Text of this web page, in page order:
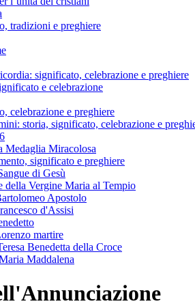
tradizioni e preghiere
significato, celebrazione e preghiere
e celebrazione
celebrazione e preghiere
storia, significato, celebrazione e
Medaglia Miracolosa
significato e preghiere
di Gesù
della Vergine Maria al Tempio
Apostolo
d'Assisi
martire
Benedetta della Croce
Maddalena